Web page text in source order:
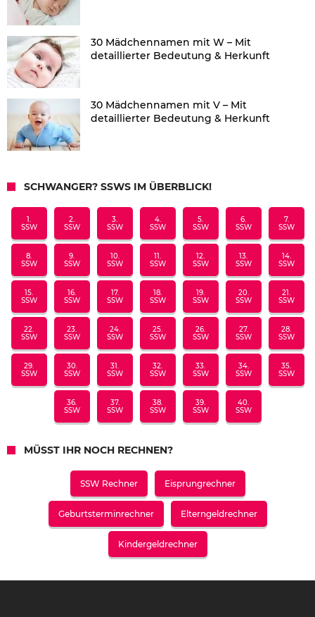
30 Mädchennamen mit W – Mit
detaillierter Bedeutung & Herkunft
30 Mädchennamen mit V – Mit
detaillierter Bedeutung & Herkunft
SCHWANGER? SSWS IM ÜBERBLICK!
1.
SSW
2.
SSW
3.
SSW
4.
SSW
5.
SSW
6.
SSW
7.
SSW
8.
SSW
9.
SSW
10.
SSW
11.
SSW
12.
SSW
13.
SSW
14.
SSW
15.
SSW
16.
SSW
17.
SSW
18.
SSW
19.
SSW
20.
SSW
21.
SSW
22.
SSW
23.
SSW
24.
SSW
25.
SSW
26.
SSW
27.
SSW
28.
SSW
29.
SSW
30.
SSW
31.
SSW
32.
SSW
33.
SSW
34.
SSW
35.
SSW
36.
SSW
37.
SSW
38.
SSW
39.
SSW
40.
SSW
MÜSST IHR NOCH RECHNEN?
SSW Rechner Eisprungrechner
Geburtsterminrechner Elterngeldrechner
Kindergeldrechner